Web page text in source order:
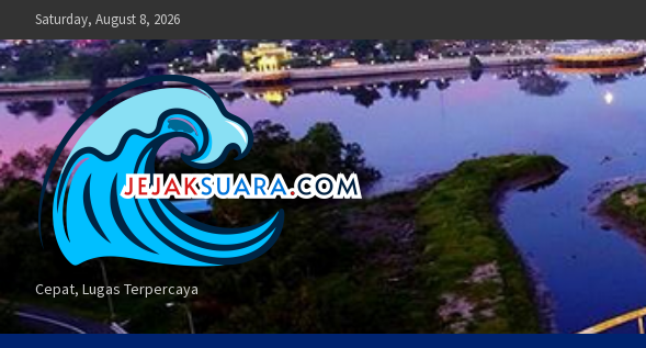
to
content
Saturday, August 8, 2026
Cepat, Lugas Terpercaya